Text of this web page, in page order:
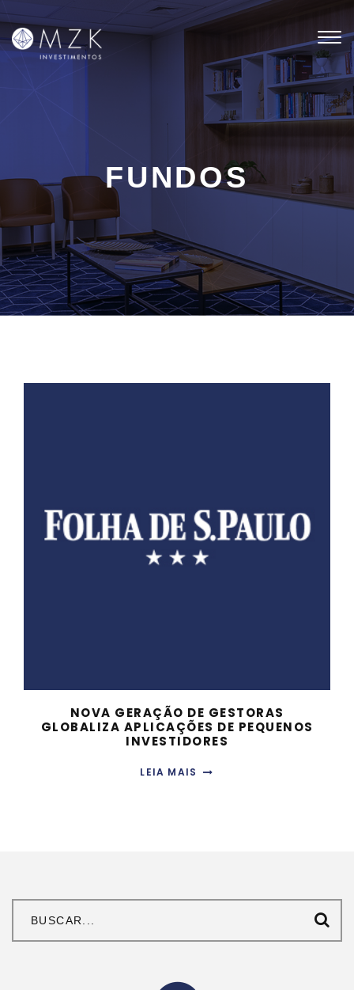
FUNDOS
NOVA GERAÇÃO DE GESTORAS
GLOBALIZA APLICAÇÕES DE PEQUENOS
INVESTIDORES
LEIA MAIS